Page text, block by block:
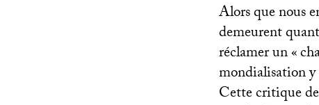
Alors que nous
demeurent
réclamer un «
mondialisation
Cette critique